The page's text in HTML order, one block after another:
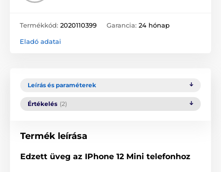
Termékkód: 2020110399 Garancia: 24 hónap
Eladó adatai
Leírás és paraméterek
Értékelés (2)
Termék leírása
Edzett üveg az IPhone 12 Mini telefonhoz